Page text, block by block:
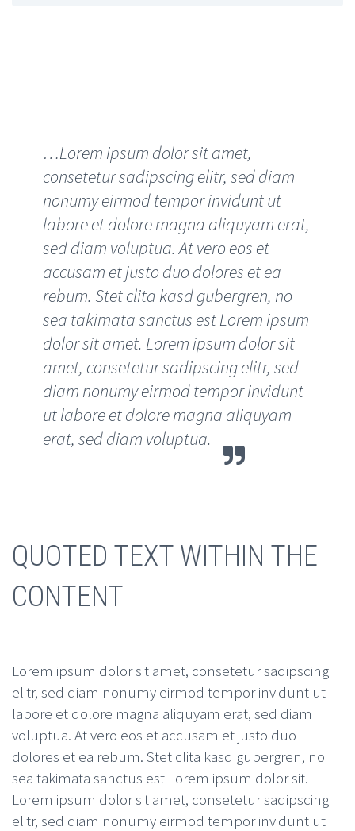
…Lorem ipsum dolor sit amet,
consetetur sadipscing elitr, sed diam
nonumy eirmod tempor invidunt ut
labore et dolore magna aliquyam erat,
sed diam voluptua. At vero eos et
accusam et justo duo dolores et ea
rebum. Stet clita kasd gubergren, no
sea takimata sanctus est Lorem ipsum
dolor sit amet. Lorem ipsum dolor sit
amet, consetetur sadipscing elitr, sed
diam nonumy eirmod tempor invidunt
ut labore et dolore magna aliquyam
erat, sed diam voluptua.
QUOTED TEXT WITHIN THE
CONTENT
Lorem ipsum dolor sit amet, consetetur sadipscing
elitr, sed diam nonumy eirmod tempor invidunt ut
labore et dolore magna aliquyam erat, sed diam
voluptua. At vero eos et accusam et justo duo
dolores et ea rebum. Stet clita kasd gubergren, no
sea takimata sanctus est Lorem ipsum dolor sit.
Lorem ipsum dolor sit amet, consetetur sadipscing
elitr, sed diam nonumy eirmod tempor invidunt ut